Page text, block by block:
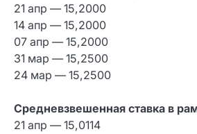
21 апр — 15,2000
14 апр — 15,2000
07 апр — 15,2000
31 мар — 15,2500
24 мар — 15,2500
Средневзвешенная ставка в
21 апр — 15,0114